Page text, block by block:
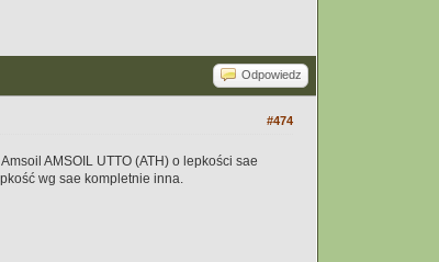
Odpowiedz
#474
AMSOIL UTTO (ATH) o lepkości sae
wg sae kompletnie inna.